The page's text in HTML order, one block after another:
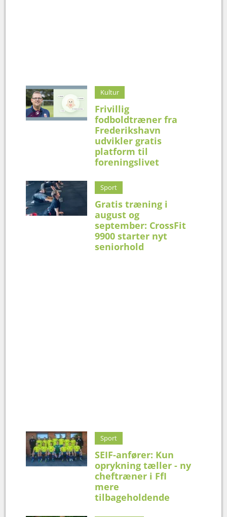
Kultur
Frivillig
fodboldtræner fra
Frederikshavn
udvikler gratis
platform til
foreningslivet
Sport
Gratis træning i
august og
september: CrossFit
9900 starter nyt
seniorhold
Sport
SEIF-anfører: Kun
oprykning tæller - ny
cheftræner i FfI
mere
tilbageholdende